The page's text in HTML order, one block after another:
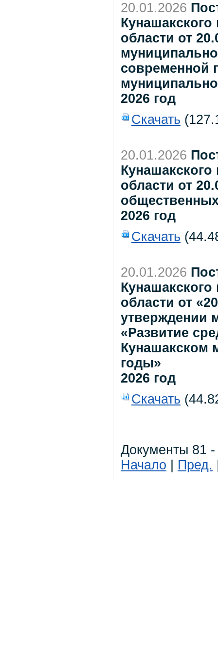
20.01.2026
области от
современной
2026 год
Скачать
20.01.2026
области от
2026 год
Скачать
20.01.2026
области от
утверждении
«Развитие
Кунашакском
годы»
2026 год
Скачать
Документы 81 -
Начало
Пред.